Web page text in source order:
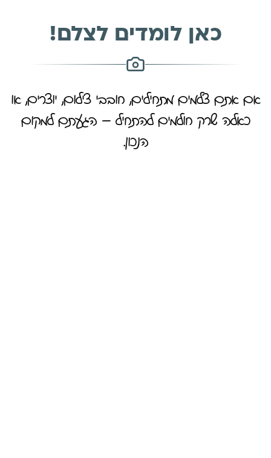
כאן לומדים לצלם!
אם אתם צלמים מתחילים, חובבי צילום, יוצרים, או
כאלה שרק חולמים להתחיל – הגעתם למקום
הנכון.